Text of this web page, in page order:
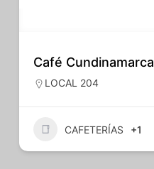
Café Cundinamarca
LOCAL 204
CAFETERÍAS +1